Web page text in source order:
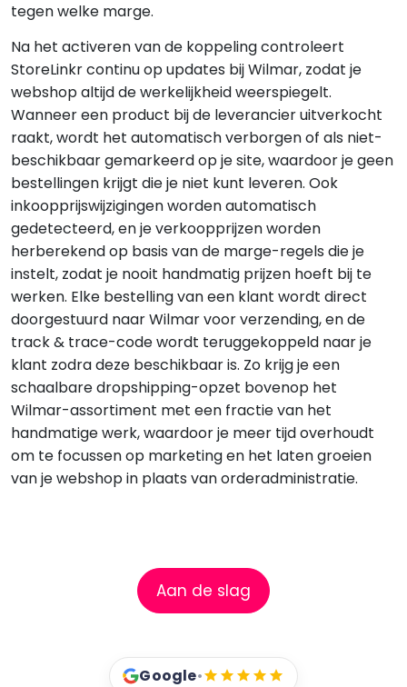
tegen welke marge.
Na het activeren van de koppeling controleert
StoreLinkr continu op updates bij Wilmar, zodat je
webshop altijd de werkelijkheid weerspiegelt.
Wanneer een product bij de leverancier uitverkocht
raakt, wordt het automatisch verborgen of als niet-
beschikbaar gemarkeerd op je site, waardoor je geen
bestellingen krijgt die je niet kunt leveren. Ook
inkoopprijswijzigingen worden automatisch
gedetecteerd, en je verkoopprijzen worden
herberekend op basis van de marge-regels die je
instelt, zodat je nooit handmatig prijzen hoeft bij te
werken. Elke bestelling van een klant wordt direct
doorgestuurd naar Wilmar voor verzending, en de
track & trace-code wordt teruggekoppeld naar je
klant zodra deze beschikbaar is. Zo krijg je een
schaalbare dropshipping-opzet bovenop het
Wilmar-assortiment met een fractie van het
handmatige werk, waardoor je meer tijd overhoudt
om te focussen op marketing en het laten groeien
van je webshop in plaats van orderadministratie.
Aan de slag
Google•